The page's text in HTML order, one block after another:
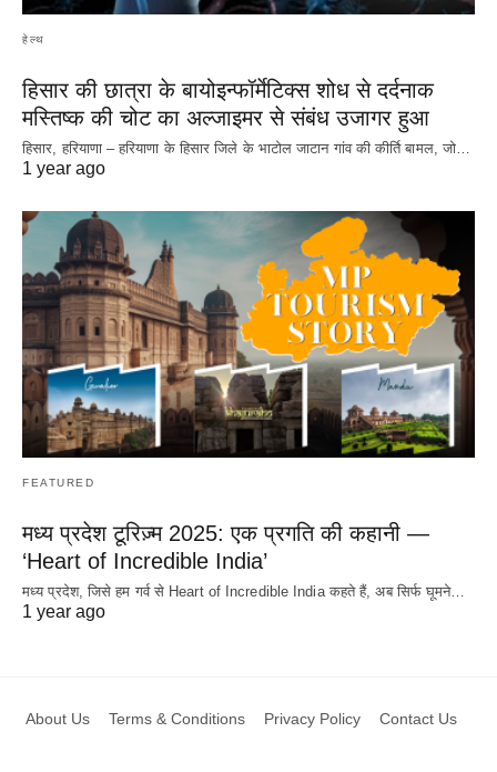
हेल्थ
हिसार की छात्रा के बायोइन्फॉर्मेटिक्स शोध से दर्दनाक
मस्तिष्क की चोट का अल्जाइमर से संबंध उजागर हुआ
हिसार, हरियाणा – हरियाणा के हिसार जिले के भाटोल जाटान गांव की कीर्ति बामल, जो…
1 year ago
FEATURED
मध्य प्रदेश टूरिज़्म 2025: एक प्रगति की कहानी —
‘Heart of Incredible India’
मध्य प्रदेश, जिसे हम गर्व से Heart of Incredible India कहते हैं, अब सिर्फ घूमने…
1 year ago
About Us Terms & Conditions Privacy Policy Contact Us